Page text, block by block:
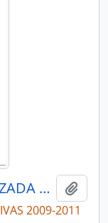
ACTAS COMISIÓN ESPECIALIZADA PERMANENTE DEL RÉGIMEN ECONÓMICO Y TRIBUTARIO Y SU REGULACIÓN Y CONTROL
2009-2011